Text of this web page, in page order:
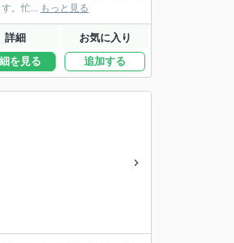
。忙... もっと見る
詳細 お気に入り
を見る 追加する